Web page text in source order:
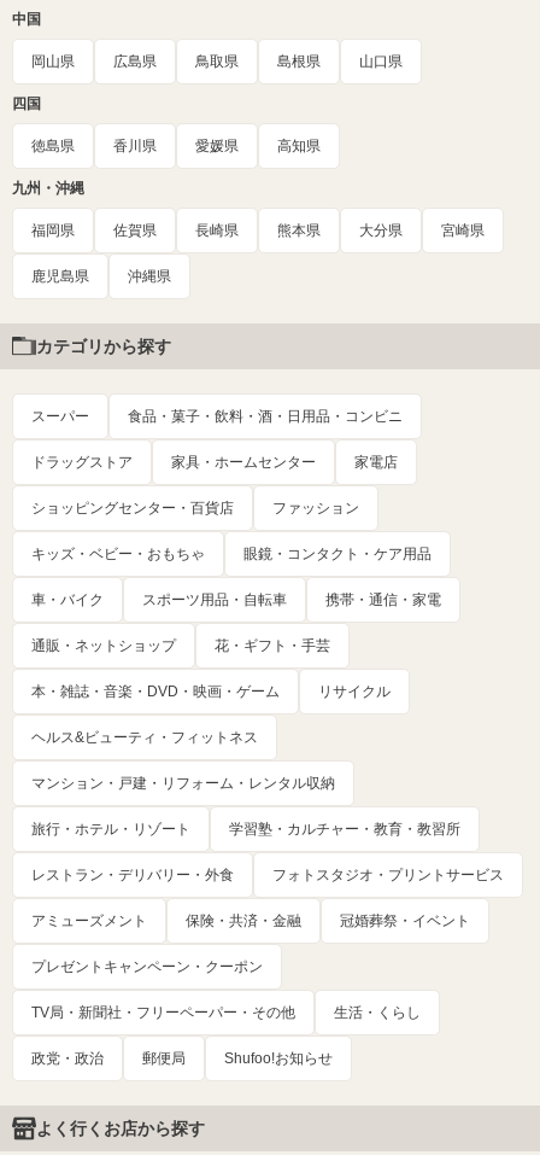
中国
岡山県 広島県 鳥取県 島根県 山口県
四国
徳島県 香川県 愛媛県 高知県
九州・沖縄
福岡県 佐賀県 長崎県 熊本県 大分県 宮崎県
鹿児島県 沖縄県
カテゴリから探す
スーパー 食品・菓子・飲料・酒・日用品・コンビニ
ドラッグストア 家具・ホームセンター 家電店
ショッピングセンター・百貨店 ファッション
キッズ・ベビー・おもちゃ 眼鏡・コンタクト・ケア用品
車・バイク スポーツ用品・自転車 携帯・通信・家電
通販・ネットショップ 花・ギフト・手芸
本・雑誌・音楽・DVD・映画・ゲーム リサイクル
ヘルス&ビューティ・フィットネス
マンション・戸建・リフォーム・レンタル収納
旅行・ホテル・リゾート 学習塾・カルチャー・教育・教習所
レストラン・デリバリー・外食 フォトスタジオ・プリントサービス
アミューズメント 保険・共済・金融 冠婚葬祭・イベント
プレゼントキャンペーン・クーポン
TV局・新聞社・フリーペーパー・その他 生活・くらし
政党・政治 郵便局 Shufoo!お知らせ
よく行くお店から探す